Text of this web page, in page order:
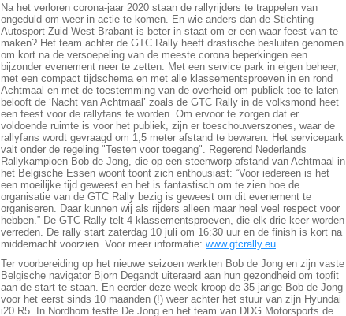
Na het verloren corona-jaar 2020 staan de rallyrijders te trappelen van
ongeduld om weer in actie te komen. En wie anders dan de Stichting
Autosport Zuid-West Brabant is beter in staat om er een waar feest van te
maken? Het team achter de GTC Rally heeft drastische besluiten genomen
om kort na de versoepeling van de meeste corona beperkingen een
bijzonder evenement neer te zetten. Met een service park in eigen beheer,
met een compact tijdschema en met alle klassementsproeven in en rond
Achtmaal en met de toestemming van de overheid om publiek toe te laten
belooft de ‘Nacht van Achtmaal’ zoals de GTC Rally in de volksmond heet
een feest voor de rallyfans te worden. Om ervoor te zorgen dat er
voldoende ruimte is voor het publiek, zijn er toeschouwerszones, waar de
rallyfans wordt gevraagd om 1,5 meter afstand te bewaren. Het servicepark
valt onder de regeling "Testen voor toegang". Regerend Nederlands
Rallykampioen Bob de Jong, die op een steenworp afstand van Achtmaal in
het Belgische Essen woont toont zich enthousiast: “Voor iedereen is het
een moeilijke tijd geweest en het is fantastisch om te zien hoe de
organisatie van de GTC Rally bezig is geweest om dit evenement te
organiseren. Daar kunnen wij als rijders alleen maar heel veel respect voor
hebben.” De GTC Rally telt 4 klassementsproeven, die elk drie keer worden
verreden. De rally start zaterdag 10 juli om 16:30 uur en de finish is kort na
middernacht voorzien. Voor meer informatie: www.gtcrally.eu
Ter voorbereiding op het nieuwe seizoen werkten Bob de Jong en zijn vaste
Belgische navigator Bjorn Degandt uiteraard aan hun gezondheid om topfit
aan de start te staan. En eerder deze week kroop de 35-jarige Bob de Jong
voor het eerst sinds 10 maanden (!) weer achter het stuur van zijn Hyundai
i20 R5. In Nordhorn testte De Jong en het team van DDG Motorsports de